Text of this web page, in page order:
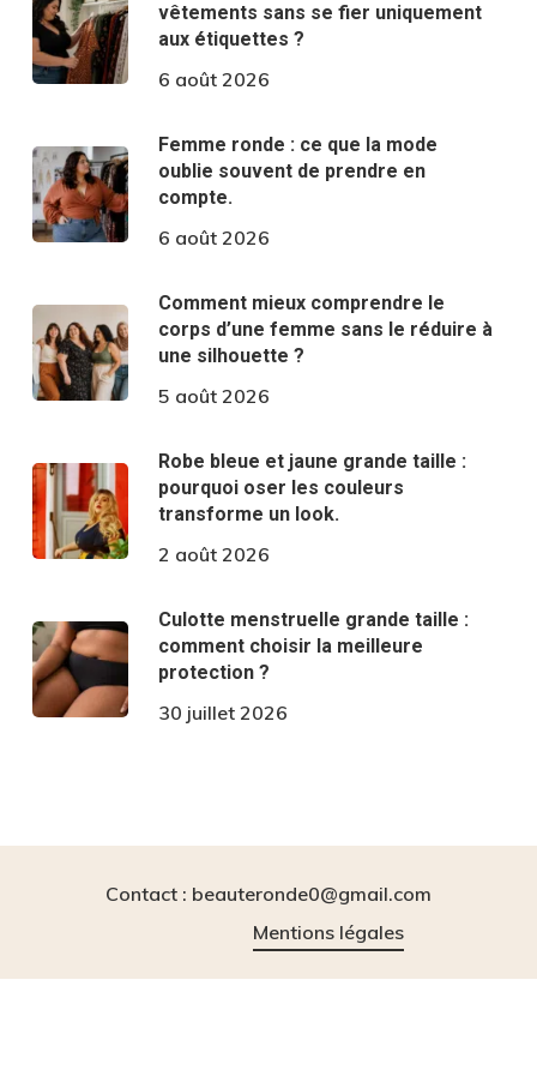
vêtements sans se fier uniquement
aux étiquettes ?
6 août 2026
Femme ronde : ce que la mode
oublie souvent de prendre en
compte.
6 août 2026
Comment mieux comprendre le
corps d’une femme sans le réduire à
une silhouette ?
5 août 2026
Robe bleue et jaune grande taille :
pourquoi oser les couleurs
transforme un look.
2 août 2026
Culotte menstruelle grande taille :
comment choisir la meilleure
protection ?
30 juillet 2026
Contact : beauteronde0@gmail.com
Mentions légales